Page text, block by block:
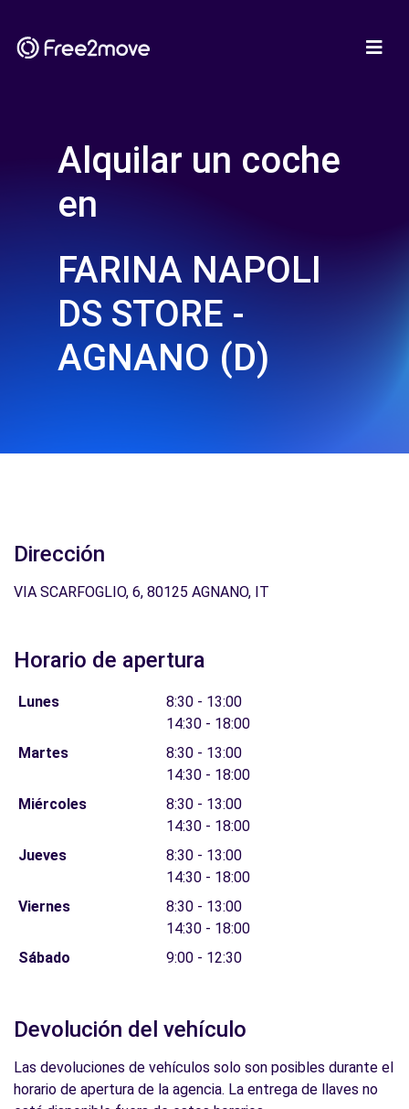
Alquilar un coche
en
FARINA NAPOLI
DS STORE -
AGNANO (D)
Dirección
VIA SCARFOGLIO, 6, 80125 AGNANO, IT
Horario de apertura
Lunes
8:30 - 13:00
14:30 - 18:00
Martes
8:30 - 13:00
14:30 - 18:00
Miércoles
8:30 - 13:00
14:30 - 18:00
Jueves
8:30 - 13:00
14:30 - 18:00
Viernes
8:30 - 13:00
14:30 - 18:00
Sábado
9:00 - 12:30
Devolución del vehículo
Las devoluciones de vehículos solo son posibles durante el
horario de apertura de la agencia. La entrega de llaves no